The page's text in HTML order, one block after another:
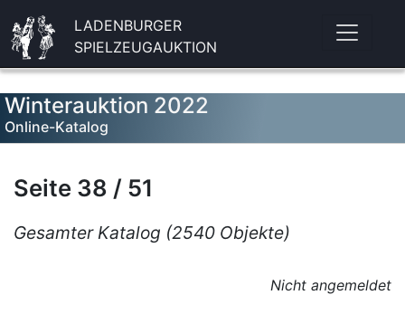
LADENBURGER
SPIELZEUGAUKTION
Winterauktion 2022
Online-Katalog
Seite 38 / 51
Gesamter Katalog (2540 Objekte)
Nicht angemeldet